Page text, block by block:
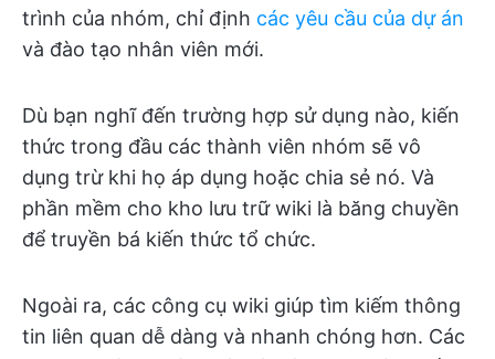
trình của nhóm, chỉ định các yêu cầu của dự án
và đào tạo nhân viên mới.
Dù bạn nghĩ đến trường hợp sử dụng nào, kiến
thức trong đầu các thành viên nhóm sẽ vô
dụng trừ khi họ áp dụng hoặc chia sẻ nó. Và
phần mềm cho kho lưu trữ wiki là băng chuyền
để truyền bá kiến thức tổ chức.
Ngoài ra, các công cụ wiki giúp tìm kiếm thông
tin liên quan dễ dàng và nhanh chóng hơn. Các